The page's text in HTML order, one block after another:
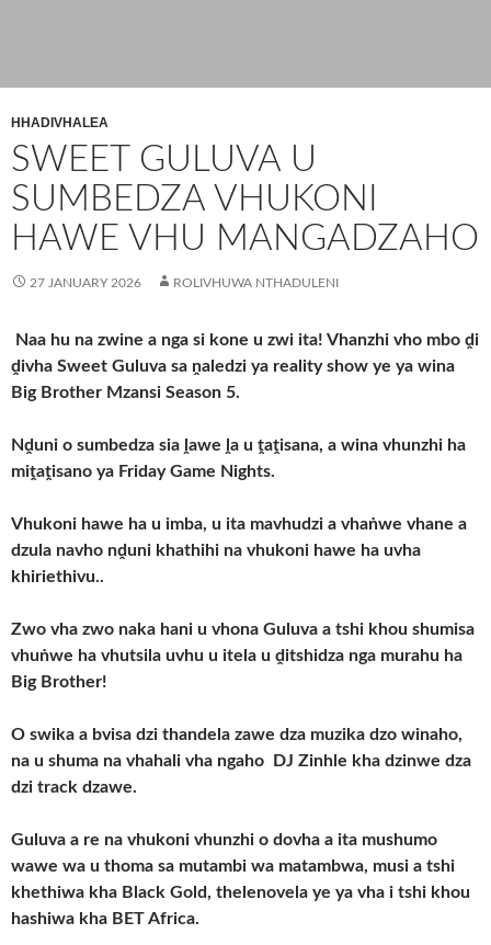
HHADIVHALEA
SWEET GULUVA U
SUMBEDZA VHUKONI
HAWE VHU MANGADZAHO
27 JANUARY 2026 ROLIVHUWA NTHADULENI
Naa hu na zwine a nga si kone u zwi ita! Vhanzhi vho mbo ḓi
ḓivha Sweet Guluva sa ṋaledzi ya reality show ye ya wina
Big Brother Mzansi Season 5.
Nḓuni o sumbedza sia ḽawe ḽa u ṱaṱisana, a wina vhunzhi ha
miṱaṱisano ya Friday Game Nights.
Vhukoni hawe ha u imba, u ita mavhudzi a vhaṅwe vhane a
dzula navho nḓuni khathihi na vhukoni hawe ha uvha
khiriethivu..
Zwo vha zwo naka hani u vhona Guluva a tshi khou shumisa
vhuṅwe ha vhutsila uvhu u itela u ḓitshidza nga murahu ha
Big Brother!
O swika a bvisa dzi thandela zawe dza muzika dzo winaho,
na u shuma na vhahali vha ngaho DJ Zinhle kha dzinwe dza
dzi track dzawe.
Guluva a re na vhukoni vhunzhi o dovha a ita mushumo
wawe wa u thoma sa mutambi wa matambwa, musi a tshi
khethiwa kha Black Gold, thelenovela ye ya vha i tshi khou
hashiwa kha BET Africa.